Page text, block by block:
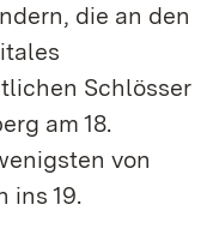
die an den
Schlösser
am 18.
von
ins 19.